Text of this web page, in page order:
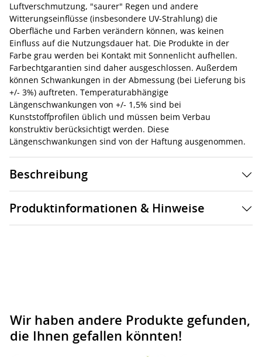
Luftverschmutzung, "saurer" Regen und andere
Witterungseinflüsse (insbesondere UV-Strahlung) die
Oberfläche und Farben verändern können, was keinen
Einfluss auf die Nutzungsdauer hat. Die Produkte in der
Farbe grau werden bei Kontakt mit Sonnenlicht aufhellen.
Farbechtgarantien sind daher ausgeschlossen. Außerdem
können Schwankungen in der Abmessung (bei Lieferung bis
+/- 3%) auftreten. Temperaturabhängige
Längenschwankungen von +/- 1,5% sind bei
Kunststoffprofilen üblich und müssen beim Verbau
konstruktiv berücksichtigt werden. Diese
Längenschwankungen sind von der Haftung ausgenommen.
Beschreibung
Produktinformationen & Hinweise
Wir haben andere Produkte gefunden,
die Ihnen gefallen könnten!